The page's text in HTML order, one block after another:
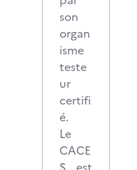
son
organ
isme
teste
ur
certifi
é.
Le
CACE